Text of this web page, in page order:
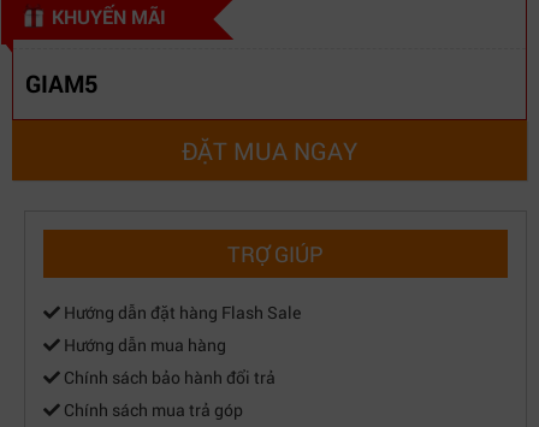
KHUYẾN MÃI
GIAM5
ĐẶT MUA NGAY
TRỢ GIÚP
Hướng dẫn đặt hàng Flash Sale
Hướng dẫn mua hàng
Chính sách bảo hành đổi trả
Chính sách mua trả góp